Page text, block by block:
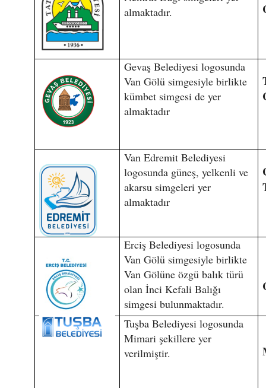
almaktadır.
Gevaş Belediyesi logosunda
Van Gölü simgesiyle birlikte
kümbet simgesi de yer
almaktadır
Van Edremit Belediyesi
logosunda güneş, yelkenli ve
akarsu simgeleri yer
almaktadır
Erciş Belediyesi logosunda
Van Gölü simgesiyle birlikte
Van Gölüne özgü balık türü
olan İnci Kefali Balığı
simgesi bulunmaktadır.
Tuşba Belediyesi logosunda
Mimari şekillere yer
verilmiştir.